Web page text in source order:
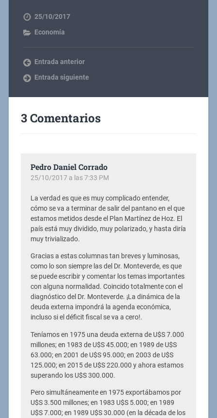
25/10/2017
Economía
Entrada anterior
Entrada siguiente
3 Comentarios
Pedro Daniel Corrado
25/10/2017 a las 7:33 PM
La verdad es que es muy complicado entender,
cómo se va a terminar de salir del pantano en el que
estamos metidos desde el Plan Martínez de Hoz. El
país está muy dividido, muy polarizado, y hasta diría
muy trivializado.
Gracias a estas columnas tan breves y luminosas,
como lo son siempre las del Dr. Monteverde, es que
se puede escribir y comentar los temas importantes
con alguna normalidad. Coincido totalmente con el
diagnóstico del Dr. Monteverde. ¡La dinámica de la
deuda externa impondrá la agenda económica,
incluso si el déficit fiscal se va a cero!.
Teníamos en 1975 una deuda externa de U$S 7.000
millones; en 1983 de U$S 45.000; en 1989 de U$S
63.000; en 2001 de U$S 95.000; en 2003 de U$S
125.000; en 2015 de U$S 220.000 y ahora estamos
superando los U$S 300.000.
Pero simultáneamente en 1975 exportábamos por
U$S 3.500 millones; en 1983 U$S 5.000; en 1989
U$S 7.000; en 1989 U$S 30.000 (en la década de los